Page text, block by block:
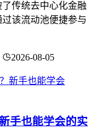
传统去中心化金融
该流动池便捷参与
2026-08-05
手也能学会的实